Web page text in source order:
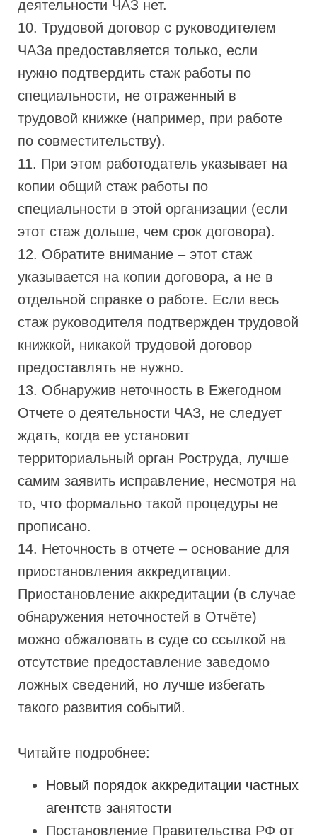
деятельности ЧАЗ нет.
10. Трудовой договор с руководителем
ЧАЗа предоставляется только, если
нужно подтвердить стаж работы по
специальности, не отраженный в
трудовой книжке (например, при работе
по совместительству).
11. При этом работодатель указывает на
копии общий стаж работы по
специальности в этой организации (если
этот стаж дольше, чем срок договора).
12. Обратите внимание – этот стаж
указывается на копии договора, а не в
отдельной справке о работе. Если весь
стаж руководителя подтвержден трудовой
книжкой, никакой трудовой договор
предоставлять не нужно.
13. Обнаружив неточность в Ежегодном
Отчете о деятельности ЧАЗ, не следует
ждать, когда ее установит
территориальный орган Роструда, лучше
самим заявить исправление, несмотря на
то, что формально такой процедуры не
прописано.
14. Неточность в отчете – основание для
приостановления аккредитации.
Приостановление аккредитации (в случае
обнаружения неточностей в Отчёте)
можно обжаловать в суде со ссылкой на
отсутствие предоставление заведомо
ложных сведений, но лучше избегать
такого развития событий.
Читайте подробнее:
Новый порядок аккредитации частных
агентств занятости
Постановление Правительства РФ от